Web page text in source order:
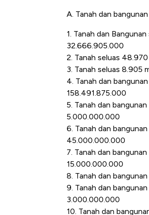
A. Tanah dan
1. Tanah dan
32.666.905.000
2. Tanah seluas
3. Tanah seluas 8.905
4. Tanah dan
158.491.875.000
5. Tanah dan
5.000.000.000
6. Tanah dan
45.000.000.000
7. Tanah dan
15.000.000.000
8. Tanah dan
9. Tanah dan
3.000.000.000
10. Tanah dan